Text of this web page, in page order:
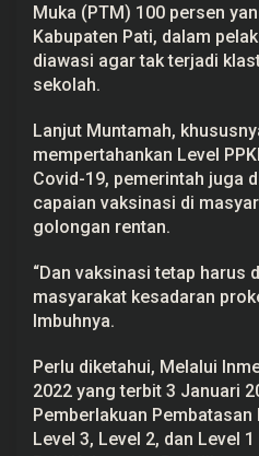
Muka (PTM) 100 persen
Kabupaten Pati, dalam
diawasi agar tak terjadi
sekolah.
Lanjut Muntamah,
mempertahankan Level
Covid-19, pemerintah juga
capaian vaksinasi di
golongan rentan.
“Dan vaksinasi tetap harus
masyarakat kesadaran
Imbuhnya.
Perlu diketahui, Melalui
2022 yang terbit 3 Januari
Pemberlakuan
Level 3, Level 2, dan Level